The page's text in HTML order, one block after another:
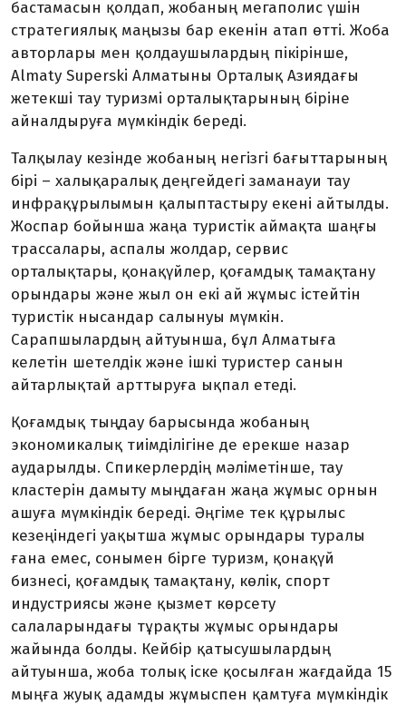
бастамасын қолдап, жобаның мегаполис үшін
стратегиялық маңызы бар екенін атап өтті. Жоба
авторлары мен қолдаушылардың пікірінше,
Almaty Superski Алматыны Орталық Азиядағы
жетекші тау туризмі орталықтарының біріне
айналдыруға мүмкіндік береді.
Талқылау кезінде жобаның негізгі бағыттарының
бірі – халықаралық деңгейдегі заманауи тау
инфрақұрылымын қалыптастыру екені айтылды.
Жоспар бойынша жаңа туристік аймақта шаңғы
трассалары, аспалы жолдар, сервис
орталықтары, қонақүйлер, қоғамдық тамақтану
орындары және жыл он екі ай жұмыс істейтін
туристік нысандар салынуы мүмкін.
Сарапшылардың айтуынша, бұл Алматыға
келетін шетелдік және ішкі туристер санын
айтарлықтай арттыруға ықпал етеді.
Қоғамдық тыңдау барысында жобаның
экономикалық тиімділігіне де ерекше назар
аударылды. Спикерлердің мәліметінше, тау
кластерін дамыту мыңдаған жаңа жұмыс орнын
ашуға мүмкіндік береді. Әңгіме тек құрылыс
кезеңіндегі уақытша жұмыс орындары туралы
ғана емес, сонымен бірге туризм, қонақүй
бизнесі, қоғамдық тамақтану, көлік, спорт
индустриясы және қызмет көрсету
салаларындағы тұрақты жұмыс орындары
жайында болды. Кейбір қатысушылардың
айтуынша, жоба толық іске қосылған жағдайда 15
мыңға жуық адамды жұмыспен қамтуға мүмкіндік